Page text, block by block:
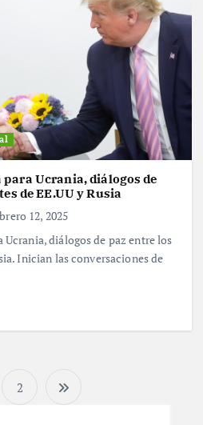
Ucrania, diálogos de
de EE.UU y Rusia
12, 2025
Ucrania, diálogos de paz entre los
Inician las conversaciones de
P
2